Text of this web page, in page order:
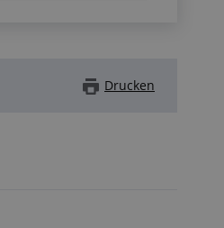
Drucken